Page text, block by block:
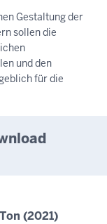
Gestaltung der
sollen die
und den
für die
(2021)